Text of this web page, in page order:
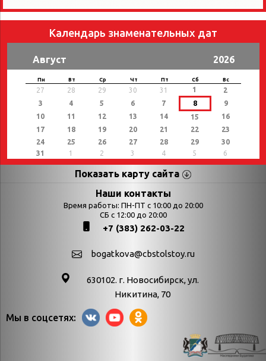
Календарь знаменательных дат
Август 2026
Пн Вт Ср Чт Пт Сб Вс
27 28 29 30 31 1
2
3
4 5 6 7 8
9
10
11 12 13 14 15
16
17
18 19 20 21 22
23
24
25 26 27 28 29
30
31
1 2 3 4 5 6
Показать карту сайта
Страницы Категории
Календарь
Богатков
Выставки
День в истории
День в истории.
День в истории.
Декабрь
День в истории.
Наши контакты
Время работы: ПН-ПТ с 10:00 до 20:00
СБ с 12:00 до 20:00
+7 (383) 262-03-22
bogatkova@cbstolstoy.ru
630102. г. Новосибирск, ул.
Никитина, 70
Мы в соцсетях: